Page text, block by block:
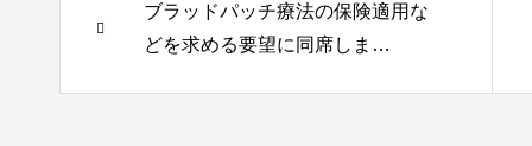
ブラッドパッチ療法の保険適用な
どを求める要望に同席しま…